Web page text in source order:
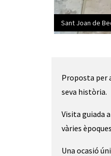
Sant Joan de
Proposta per
seva història.
Visita guiada
vàries
Una ocasió